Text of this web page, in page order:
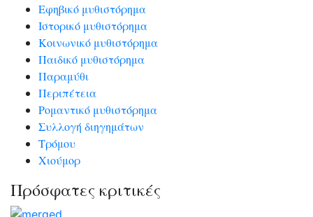
Εφηβικό μυθιστόρημα
Ιστορικό μυθιστόρημα
Κοινωνικό μυθιστόρημα
Παιδικό μυθιστόρημα
Παραμύθι
Περιπέτεια
Ρομαντικό μυθιστόρημα
Συλλογή διηγημάτων
Τρόμου
Χιούμορ
Πρόσφατες κριτικές